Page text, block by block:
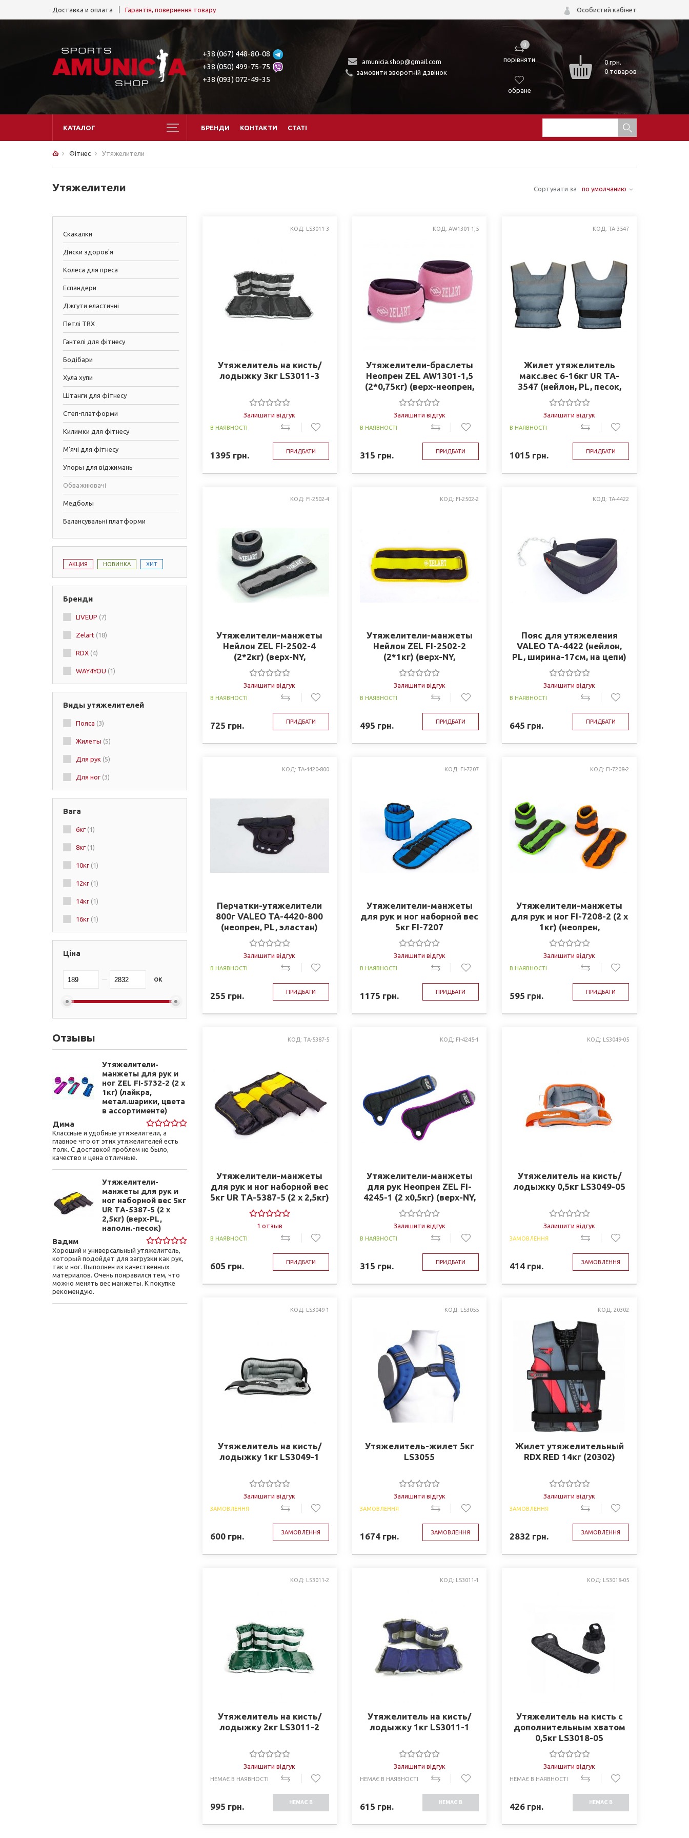
Доставка и оплата Гарантія, повернення товару Особистий кабінет
+38 (067) 448-80-08
+38 (050) 499-75-75
+38 (093) 072-49-35
amunicia.shop@gmail.com
замовити зворотній дзвінок
0
порівняти
обране
0грн.
0 товаров
КАТАЛОГ БРЕНДИ КОНТАКТИ СТАТІ
Фітнес Утяжелители
Утяжелители Сортувати за по умолчанию
Скакалки
Диски здоров'я
Колеса для преса
Еспандери
Джгути еластичні
Петлі TRX
Гантелі для фітнесу
Бодібари
Хула хупи
Штанги для фітнесу
Степ-платформи
Килимки для фітнесу
М'ячі для фітнесу
Упоры для віджимань
Обважнювачі
Медболы
Балансувальні платформи
АКЦИЯ НОВИНКА ХИТ
Бренди
LIVEUP (7)
Zelart (18)
RDX (4)
WAY4YOU (1)
Виды утяжелителей
Пояса (3)
Жилеты (5)
Для рук (5)
Для ног (3)
Вага
6кг (1)
8кг (1)
10кг (1)
12кг (1)
14кг (1)
16кг (1)
Ціна
OK
Отзывы
Утяжелители-
манжеты для рук и
ног ZEL FI-5732-2 (2 x
1кг) (лайкра,
метал.шарики, цвета
в ассортименте)
Дима
Классные и удобные утяжелители, а
главное что от этих утяжелителей есть
толк. С доставкой проблем не было,
качество и цена отличные.
Утяжелители-
манжеты для рук и
ног наборной вес 5кг
UR ТA-5387-5 (2 x
2,5кг) (верх-PL,
наполн.-песок)
Вадим
Хороший и универсальный утяжелитель,
который подойдет для загрузки как рук,
так и ног. Выполнен из качественных
материалов. Очень понравился тем, что
можно менять вес манжеты. К покупке
рекомендую.
КОД: LS3011-3
Утяжелитель на кисть/
лодыжку 3кг LS3011-3
Залишити відгук
В НАЯВНОСТІ
1395 грн. ПРИДБАТИ
КОД: AW1301-1,5
Утяжелители-браслеты
Неопрен ZEL AW1301-1,5
(2*0,75кг) (верх-неопрен,
наполнитель-песок)
Залишити відгук
В НАЯВНОСТІ
315 грн. ПРИДБАТИ
КОД: TA-3547
Жилет утяжелитель
макс.вес 6-16кг UR TA-
3547 (нейлон, PL, песок,
серый)
Залишити відгук
В НАЯВНОСТІ
1015 грн. ПРИДБАТИ
КОД: FI-2502-4
Утяжелители-манжеты
Нейлон ZEL FI-2502-4
(2*2кг) (верх-NY,
наполнитель-
металлические шарики)
Залишити відгук
В НАЯВНОСТІ
725 грн. ПРИДБАТИ
КОД: FI-2502-2
Утяжелители-манжеты
Нейлон ZEL FI-2502-2
(2*1кг) (верх-NY,
наполнитель-
металлические шарики)
Залишити відгук
В НАЯВНОСТІ
495 грн. ПРИДБАТИ
КОД: TA-4422
Пояс для утяжеления
VALEO TA-4422 (нейлон,
PL, ширина-17см, на цепи)
Залишити відгук
В НАЯВНОСТІ
645 грн. ПРИДБАТИ
КОД: TA-4420-800
Перчатки-утяжелители
800г VALEO TA-4420-800
(неопрен, PL, эластан)
Залишити відгук
В НАЯВНОСТІ
255 грн. ПРИДБАТИ
КОД: FI-7207
Утяжелители-манжеты
для рук и ног наборной вес
5кг FI-7207
Залишити відгук
В НАЯВНОСТІ
1175 грн. ПРИДБАТИ
КОД: FI-7208-2
Утяжелители-манжеты
для рук и ног FI-7208-2 (2 x
1кг) (неопрен,
метал.шарики, цвета в
ассортименте)
Залишити відгук
В НАЯВНОСТІ
595 грн. ПРИДБАТИ
КОД: ТA-5387-5
Утяжелители-манжеты
для рук и ног наборной вес
5кг UR ТA-5387-5 (2 x 2,5кг)
(верх-PL, наполн.-песок)
1 отзыв
В НАЯВНОСТІ
605 грн. ПРИДБАТИ
КОД: FI-4245-1
Утяжелители-манжеты
для рук Неопрен ZEL FI-
4245-1 (2 x0,5кг) (верх-NY,
наполнитель-металлич.
шарики)
Залишити відгук
В НАЯВНОСТІ
315 грн. ПРИДБАТИ
КОД: LS3049-05
Утяжелитель на кисть/
лодыжку 0,5кг LS3049-05
Залишити відгук
ЗАМОВЛЕННЯ
414 грн. ЗАМОВЛЕННЯ
КОД: LS3049-1
Утяжелитель на кисть/
лодыжку 1кг LS3049-1
Залишити відгук
ЗАМОВЛЕННЯ
600грн. ЗАМОВЛЕННЯ
КОД: LS3055
Утяжелитель-жилет 5кг
LS3055
Залишити відгук
ЗАМОВЛЕННЯ
1674грн. ЗАМОВЛЕННЯ
КОД: 20302
Жилет утяжелительный
RDX RED 14кг (20302)
Залишити відгук
ЗАМОВЛЕННЯ
2832 грн. ЗАМОВЛЕННЯ
КОД: LS3011-2
Утяжелитель на кисть/
лодыжку 2кг LS3011-2
Залишити відгук
НЕМАЄ В НАЯВНОСТІ
995 грн. НЕМАЄ В
КОД: LS3011-1
Утяжелитель на кисть/
лодыжку 1кг LS3011-1
Залишити відгук
НЕМАЄ В НАЯВНОСТІ
615 грн. НЕМАЄ В
КОД: LS3018-05
Утяжелитель на кисть с
дополнительным хватом
0,5кг LS3018-05
Залишити відгук
НЕМАЄ В НАЯВНОСТІ
426 грн. НЕМАЄ В